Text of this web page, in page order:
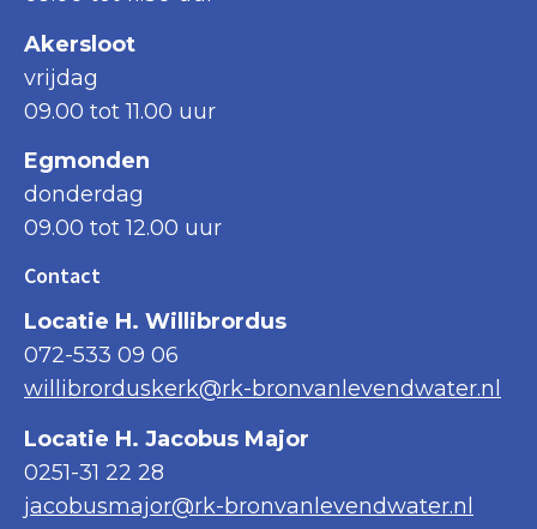
Akersloot
vrijdag
09.00 tot 11.00 uur
Egmonden
donderdag
09.00 tot 12.00 uur
Contact
Locatie H. Willibrordus
072-533 09 06
willibrorduskerk@rk-bronvanlevendwater.nl
Locatie H. Jacobus Major
0251-31 22 28
jacobusmajor@rk-bronvanlevendwater.nl